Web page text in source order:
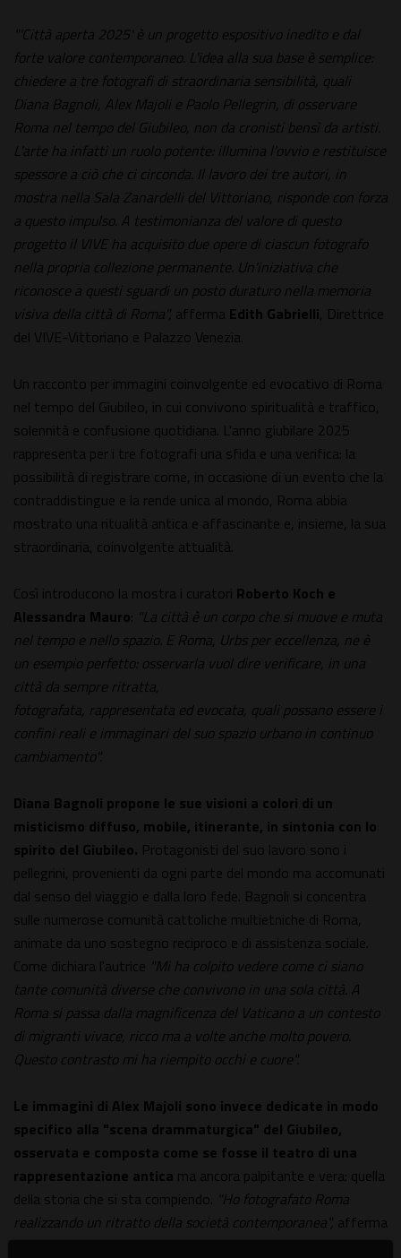
"'Città aperta 2025' è un progetto espositivo inedito e dal
forte valore contemporaneo. L'idea alla sua base è semplice:
chiedere a tre fotografi di straordinaria sensibilità, quali
Diana Bagnoli, Alex Majoli e Paolo Pellegrin, di osservare
Roma nel tempo del Giubileo, non da cronisti bensì da artisti.
L'arte ha infatti un ruolo potente: illumina l'ovvio e restituisce
spessore a ciò che ci circonda. Il lavoro dei tre autori, in
mostra nella Sala Zanardelli del Vittoriano, risponde con forza
a questo impulso. A testimonianza del valore di questo
progetto il VIVE ha acquisito due opere di ciascun fotografo
nella propria collezione permanente. Un'iniziativa che
riconosce a questi sguardi un posto duraturo nella memoria
visiva della città di Roma", afferma Edith Gabrielli, Direttrice
del VIVE-Vittoriano e Palazzo Venezia.
Un racconto per immagini coinvolgente ed evocativo di Roma
nel tempo del Giubileo, in cui convivono spiritualità e traffico,
solennità e confusione quotidiana. L'anno giubilare 2025
rappresenta per i tre fotografi una sfida e una verifica: la
possibilità di registrare come, in occasione di un evento che la
contraddistingue e la rende unica al mondo, Roma abbia
mostrato una ritualità antica e affascinante e, insieme, la sua
straordinaria, coinvolgente attualità.
Così introducono la mostra i curatori Roberto Koch e
Alessandra Mauro: "La città è un corpo che si muove e muta
nel tempo e nello spazio. E Roma, Urbs per eccellenza, ne è
un esempio perfetto: osservarla vuol dire verificare, in una
città da sempre ritratta,
fotografata, rappresentata ed evocata, quali possano essere i
confini reali e immaginari del suo spazio urbano in continuo
cambiamento".
Diana Bagnoli propone le sue visioni a colori di un
misticismo diffuso, mobile, itinerante, in sintonia con lo
spirito del Giubileo. Protagonisti del suo lavoro sono i
pellegrini, provenienti da ogni parte del mondo ma accomunati
dal senso del viaggio e dalla loro fede. Bagnoli si concentra
sulle numerose comunità cattoliche multietniche di Roma,
animate da uno sostegno reciproco e di assistenza sociale.
Come dichiara l'autrice "Mi ha colpito vedere come ci siano
tante comunità diverse che convivono in una sola città. A
Roma si passa dalla magnificenza del Vaticano a un contesto
di migranti vivace, ricco ma a volte anche molto povero.
Questo contrasto mi ha riempito occhi e cuore".
Le immagini di Alex Majoli sono invece dedicate in modo
specifico alla "scena drammaturgica" del Giubileo,
osservata e composta come se fosse il teatro di una
rappresentazione antica ma ancora palpitante e vera: quella
della storia che si sta compiendo. "Ho fotografato Roma
realizzando un ritratto della società contemporanea", afferma